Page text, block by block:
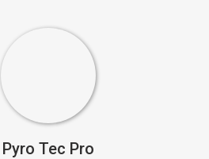
Pyro Tec Pro